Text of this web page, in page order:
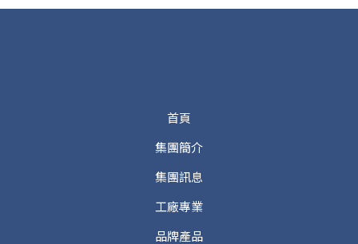
首頁
集團簡介
集團訊息
工廠專業
品牌產品